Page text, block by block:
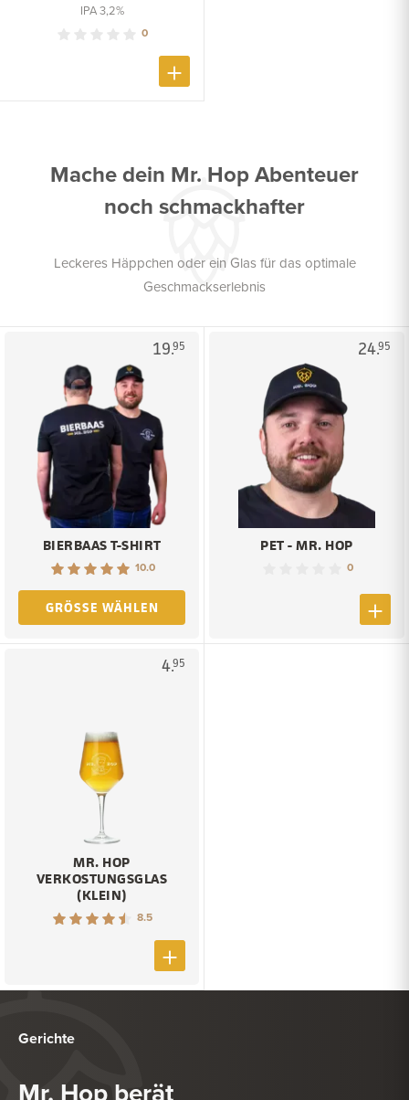
IPA 3,2%
0
Mache dein Mr. Hop Abenteuer
noch schmackhafter
Leckeres Häppchen oder ein Glas für das optimale
Geschmackserlebnis
19.95
BIERBAAS T-SHIRT
10.0
GRÖSSE WÄHLEN
24.95
PET - MR. HOP
0
4.95
MR. HOP
VERKOSTUNGSGLAS
(KLEIN)
8.5
Gerichte